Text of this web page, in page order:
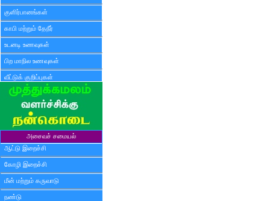
குளிர்பானங்கள்
காபி மற்றும் தேநீர்
உடனடி உணவுகள்
பிற மாநில உணவுகள்
வீட்டுக் குறிப்புகள்
அசைவச் சமையல்
ஆட்டு இறைச்சி
கோழி இறைச்சி
மீன் மற்றும் கருவாடு
நண்டு